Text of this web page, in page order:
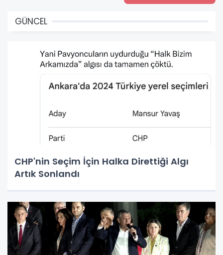
GÜNCEL
CHP'nin Seçim İçin Halka Direttiği Algı
Artık Sonlandı